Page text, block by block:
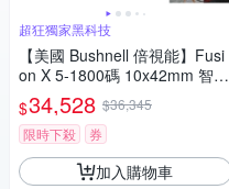
超狂獨家黑科技
【美國 Bushnell 倍視能】Fusi
on X 5-1800碼 10x42mm 智慧
顯色雷射測距雙筒望遠鏡 FX10
42AD
$34,528 $36,345
限時下殺
券
加入購物車